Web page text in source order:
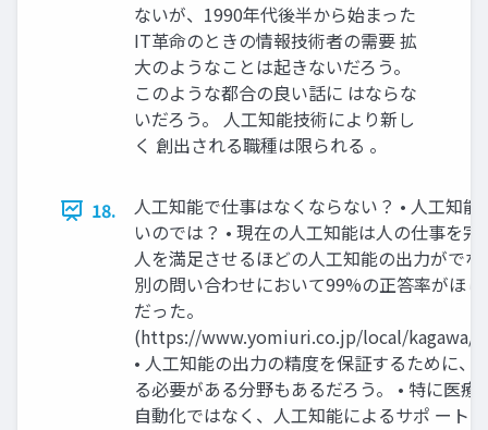
ないが、1990年代後半から始まった
IT革命のときの情報技術者の需要 拡
大のようなことは起きないだろう。
このような都合の良い話に はならな
いだろう。 人工知能技術により新し
く 創出される職種は限られる 。
18.
人工知能で仕事はなくならない？ • 人工知
いのでは？ • 現在の人工知能は人の仕事を
人を満足させるほどの人工知能の出力がで
別の問い合わせにおいて99%の正答率がほ
だった。
(https://www.yomiuri.co.jp/local/kagawa/
• 人工知能の出力の精度を保証するために
る必要がある分野もあるだろう。 • 特に医
自動化ではなく、人工知能によるサポ ート